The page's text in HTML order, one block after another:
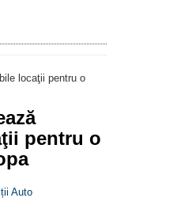
pentru o
Auto